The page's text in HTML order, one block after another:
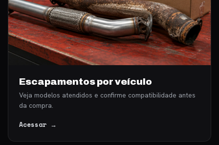
Escapamentos por veículo
Veja modelos atendidos e confirme compatibilidade antes
da compra.
Acessar →